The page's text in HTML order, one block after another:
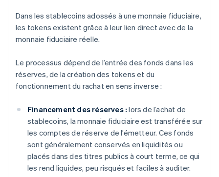
Dans les stablecoins adossés à une monnaie fiduciaire,
les tokens existent grâce à leur lien direct avec de la
monnaie fiduciaire réelle.
Le processus dépend de l’entrée des fonds dans les
réserves, de la création des tokens et du
fonctionnement du rachat en sens inverse :
Financement des réserves : lors de l’achat de
stablecoins, la monnaie fiduciaire est transférée sur
les comptes de réserve de l’émetteur. Ces fonds
sont généralement conservés en liquidités ou
placés dans des titres publics à court terme, ce qui
les rend liquides, peu risqués et faciles à auditer.